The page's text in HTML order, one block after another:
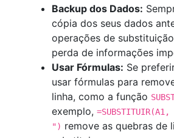
Backup dos Dados:
cópia dos seus dados
operações de
perda de informações
Usar Fórmulas: Se
usar fórmulas para
linha, como a função
exemplo,
") remove as quebras de